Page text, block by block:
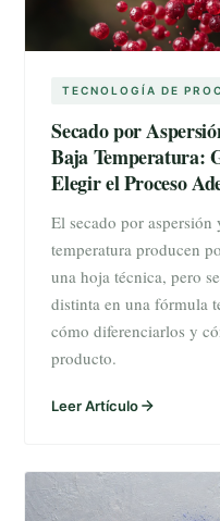
TECNOLOGÍA DE
Secado por
Baja Temperatura:
Elegir el Proceso
El secado por
temperatura producen
una hoja técnica, pero
distinta en una fórmula
cómo diferenciarlos y
producto.
Leer Artículo